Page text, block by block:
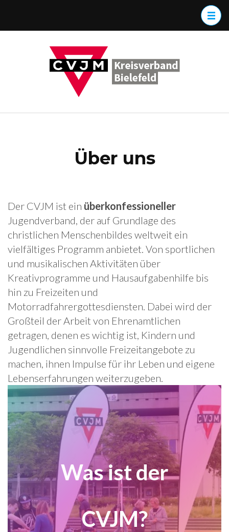
Über uns
Der CVJM ist ein überkonfessioneller
Jugendverband, der auf Grundlage des
christlichen Menschenbildes weltweit ein
vielfältiges Programm anbietet. Von sportlichen
und musikalischen Aktivitäten über
Kreativprogramme und Hausaufgabenhilfe bis
hin zu Freizeiten und
Motorradfahrergottesdiensten. Dabei wird der
Großteil der Arbeit von Ehrenamtlichen
getragen, denen es wichtig ist, Kindern und
Jugendlichen sinnvolle Freizeitangebote zu
machen, ihnen Impulse für ihr Leben und eigene
Lebenserfahrungen weiterzugeben.
Was ist der
CVJM?